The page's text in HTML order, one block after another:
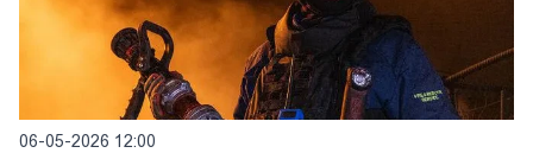
06-05-2026 12:00